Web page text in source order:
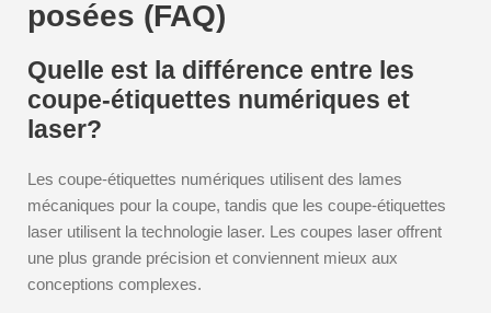
posées (FAQ)
Quelle est la différence entre les
coupe-étiquettes numériques et
laser?
Les coupe-étiquettes numériques utilisent des lames
mécaniques pour la coupe, tandis que les coupe-étiquettes
laser utilisent la technologie laser. Les coupes laser offrent
une plus grande précision et conviennent mieux aux
conceptions complexes.